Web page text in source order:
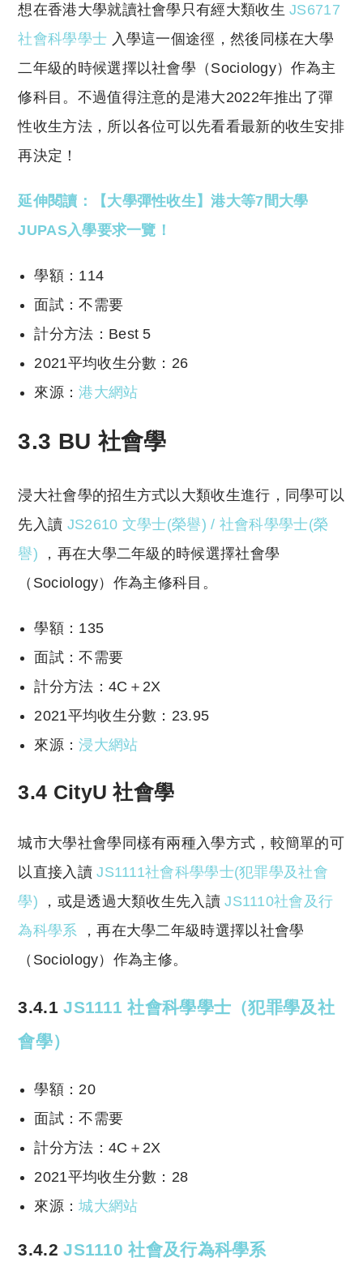
想在香港大學就讀社會學只有經大類收生JS6717
社會科學學士 入學這一個途徑，然後同樣在大學
二年級的時候選擇以社會學（Sociology）作為主
修科目。不過值得注意的是港大2022年推出了彈
性收生方法，所以各位可以先看看最新的收生安排
再決定！
延伸閱讀：【大學彈性收生】港大等7間大學
JUPAS入學要求一覽！
學額：114
面試：不需要
計分方法：Best 5
2021平均收生分數：26
來源：港大網站
3.3 BU 社會學
浸大社會學的招生方式以大類收生進行，同學可以
先入讀 JS2610 文學士(榮譽) / 社會科學學士(榮
譽) ，再在大學二年級的時候選擇社會學
（Sociology）作為主修科目。
學額：135
面試：不需要
計分方法：4C＋2X
2021平均收生分數：23.95
來源：浸大網站
3.4 CityU 社會學
城市大學社會學同樣有兩種入學方式，較簡單的可
以直接入讀JS1111社會科學學士(犯罪學及社會
學)
，或是透過大類收生先入讀JS1110社會及行
為科學系 ，再在大學二年級時選擇以社會學
（Sociology）作為主修。
3.4.1JS1111 社會科學學士（犯罪學及社
會學）
學額：20
面試：不需要
計分方法：4C＋2X
2021平均收生分數：28
來源：城大網站
3.4.2JS1110 社會及行為科學系